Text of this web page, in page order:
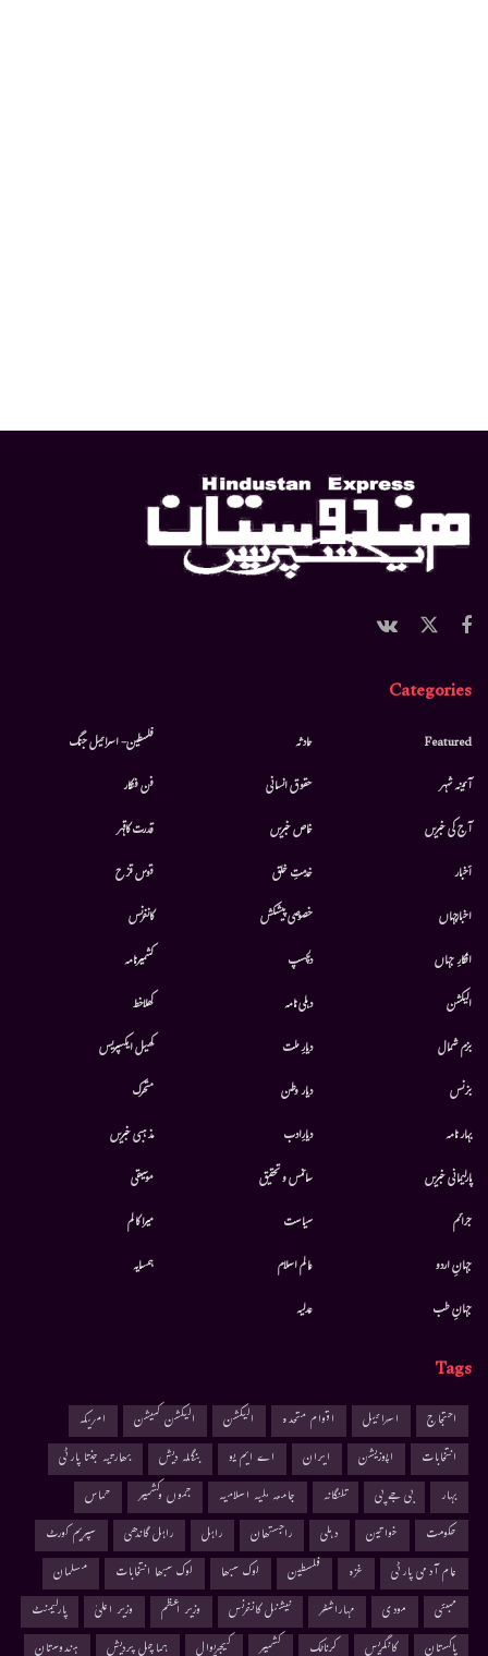
Categories
Featured
آئینہ شہر
آج کی خبریں
أخبار
اخبارجہاں
افکارِ جہاں
الیکشن
بزم شمال
بزنس
بہار نامہ
پارلیمانی خبریں
جرائم
جہانِ اردو
جہانِ طب
حادثہ
حقوق انسانی
خاص خبریں
خدمتِ خلق
خصوصی پیشکش
دلچسپ
دہلی نامہ
دیارِ ملت
دیار وطن
دیارِادب
سائنس و تحقیق
سیاست
عالم اسلام
عدلیہ
فلسطین- اسرائیل جنگ
فن فنکار
قدرت کاقہر
قوس قزح
کانفرنس
کشمیرنامہ
کھلاخط
کھیل ایکسپریس
متحرك
مذہبی خبریں
موسيقى
میرا کالم
ہمسایہ
Tags
احتجاج اسرائیل اقوام متحدہ الیکشن الیکشن کمیشن
امریکہ
انتخابات
اپوزیشن ایران اے ایم یو بنگلہ دیش
بھارتیہ جنتا پارٹی
بہار
بی جے پی تلنگانہ جامعہ ملیہ اسلامیہ جموں وکشمیر
حماس
حکومت
خواتین دہلی راجستھان راہل راہل گاندھی
سپریم کورٹ
عام آدمی پارٹی
غزہ فلسطین لوک سبھا لوک سبھا انتخابات
مسلمان
ممبئی
مودی مہاراشٹر نیشنل کانفرنس وزیر اعظم وزیر اعلیٰ
پارلیمنٹ
پاکستان
کانگریس کرناٹک کشمیر کیجریوال ہماچل پردیش ہندوستان